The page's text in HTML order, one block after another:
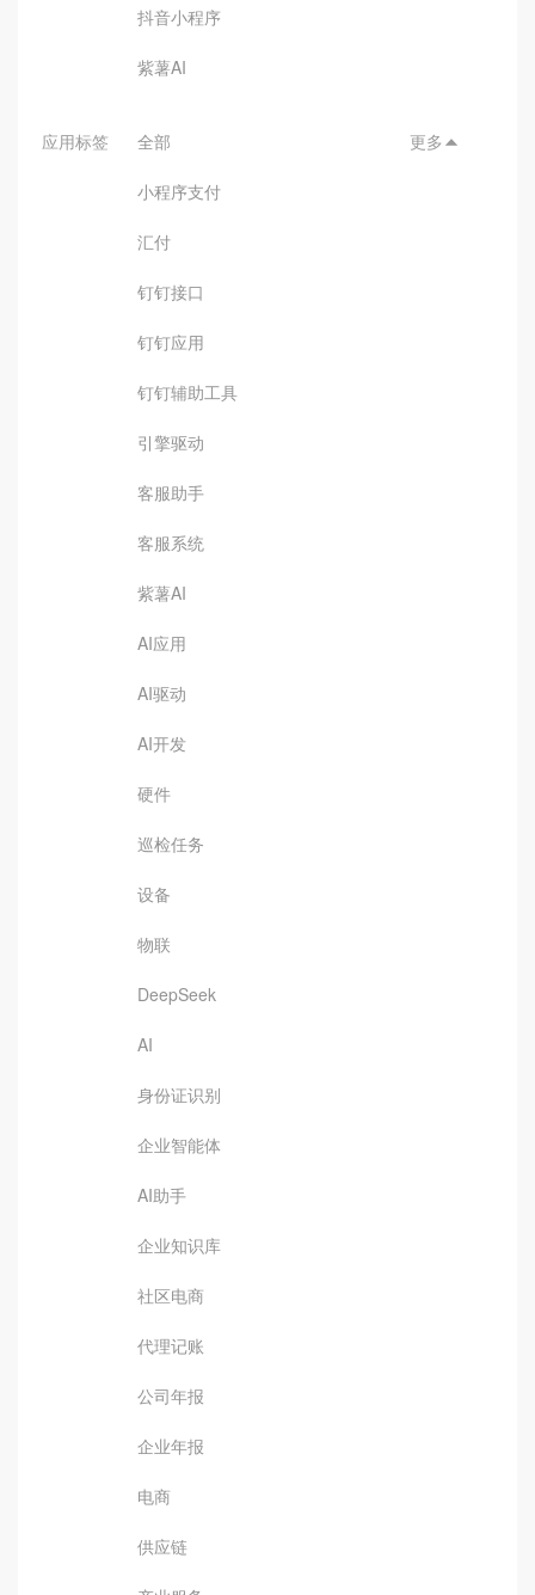
抖音小程序
紫薯AI
应用标签 全部
小程序支付
汇付
钉钉接口
钉钉应用
钉钉辅助工具
引擎驱动
客服助手
客服系统
紫薯AI
AI应用
AI驱动
AI开发
硬件
巡检任务
设备
物联
DeepSeek
AI
身份证识别
企业智能体
AI助手
企业知识库
社区电商
代理记账
公司年报
企业年报
电商
供应链
更多 